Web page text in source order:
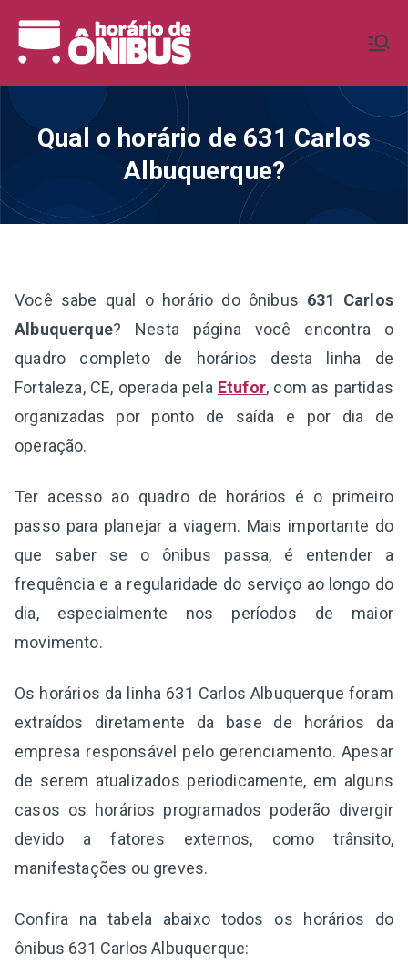
para
Ônibus BR
Horários de Ônibus de todo o
Qual o horário de 631 Carlos
Albuquerque?
Você sabe qual o horário do ônibus 631 Carlos
Albuquerque? Nesta página você encontra o
quadro completo de horários desta linha de
Fortaleza, CE, operada pela Etufor, com as partidas
organizadas por ponto de saída e por dia de
operação.
Ter acesso ao quadro de horários é o primeiro
passo para planejar a viagem. Mais importante do
que saber se o ônibus passa, é entender a
frequência e a regularidade do serviço ao longo do
dia, especialmente nos períodos de maior
movimento.
Os horários da linha 631 Carlos Albuquerque foram
extraídos diretamente da base de horários da
empresa responsável pelo gerenciamento. Apesar
de serem atualizados periodicamente, em alguns
casos os horários programados poderão divergir
devido a fatores externos, como trânsito,
manifestações ou greves.
Confira na tabela abaixo todos os horários do
ônibus 631 Carlos Albuquerque: